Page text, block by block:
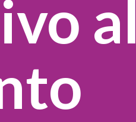
al